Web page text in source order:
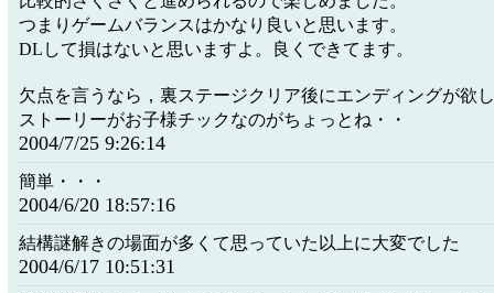
つまりゲームバランスはかなり良いと思います。
DLして損はないと思いますよ。良くできてます。
欠点を言うなら，裏ステージクリア後にエンディングが欲
ストーリーがお子様チックなのがちょっとね・・
2004/7/25 9:26:14
簡単・・・
2004/6/20 18:57:16
結構謎解きの場面が多くて思っていた以上に大変でした
2004/6/17 10:51:31